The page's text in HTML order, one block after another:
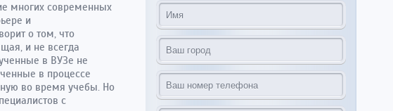
многих современных
и
о том, что
и не всегда
в ВУЗе не
в процессе
во время учебы. Но
с